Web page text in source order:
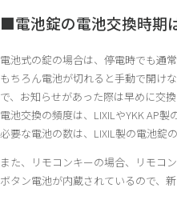
■電池錠の電池交換時期
電池式の錠の場合は、停電時でも通
もちろん電池が切れると手動で開け
で、お知らせがあった際は早めに交換
電池交換の頻度は、LIXILやYKK AP製
必要な電池の数は、LIXIL製の電池錠
また、リモコンキーの場合、リモコ
ボタン電池が内蔵されているので、